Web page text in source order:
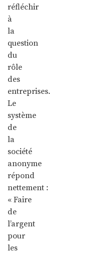
réfléchir
à
la
question
du
rôle
des
entreprises.
Le
système
de
la
société
anonyme
répond
nettement :
« Faire
de
l’argent
pour
les